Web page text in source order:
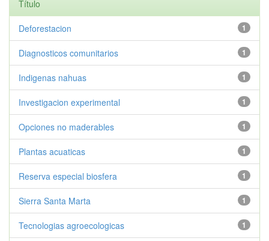
Título
1
Deforestacion
1
Diagnosticos comunitarios
1
Indigenas nahuas
1
Investigacion experimental
1
Opciones no maderables
1
Plantas acuaticas
1
Reserva especial biosfera
1
Sierra Santa Marta
1
Tecnologias agroecologicas